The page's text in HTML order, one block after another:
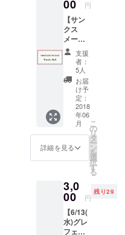
南丹市
の
JR『園
部駅』
からバ
スで約
30分(駐
車場あ
00 円
【サン
クス
メー
ル】
「Great
LuckFE
Sを応援
した
い！」
と思っ
ていた
だける
方向け
のリ
ター
ン。
営メン
バーか
らのお
礼の
メール
が届き
支援
者：
5人
お届
け予
定：
2018
年06
月
詳細を見る
こ
の
リ
タ
ー
ン
を
選
択
す
る
3,0
00 円
残り29
【6/13(
水)グレ
フェス